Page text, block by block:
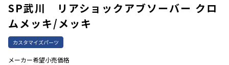
カスタマイズパーツ
SP武川 リアショックアブソーバー クロ
ムメッキ/メッキ
メーカー希望小売価格